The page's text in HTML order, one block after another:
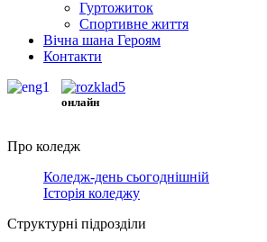
Гуртожиток
Спортивне життя
Вічна шана Героям
Контакти
онлайн
Про коледж
Коледж-день сьогоднішній
Історія коледжу
Структурні підрозділи